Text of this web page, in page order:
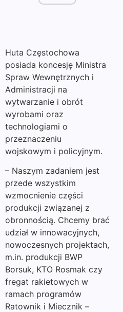
Huta Częstochowa
posiada koncesję Ministra
Spraw Wewnętrznych i
Administracji na
wytwarzanie i obrót
wyrobami oraz
technologiami o
przeznaczeniu
wojskowym i policyjnym.
– Naszym zadaniem jest
przede wszystkim
wzmocnienie części
produkcji związanej z
obronnością. Chcemy brać
udział w innowacyjnych,
nowoczesnych projektach,
m.in. produkcji BWP
Borsuk, KTO Rosmak czy
fregat rakietowych w
ramach programów
Ratownik i Miecznik –